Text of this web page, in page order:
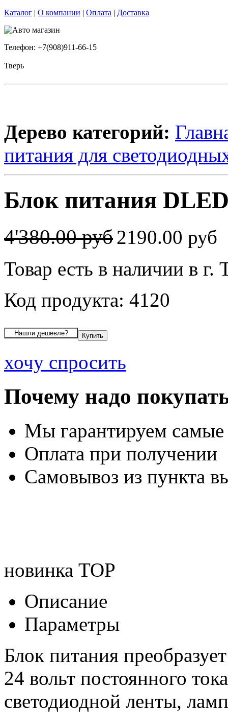
Каталог | О компании | Оплата | Доставка
Телефон: +7(908)911-66-15
Тверь
Дерево категорий:
питания для
Блок питания
4'380.00 руб2190.00 руб
Товар есть в наличии в г.
Код продукта: 4120
хочу спросить
Почему надо
Мы гарантируем
Оплата при получении
Самовывоз из пункта
новинка TOP
Описание
Параметры
Блок питания
24 вольт постоянного
светодиодной ленты,